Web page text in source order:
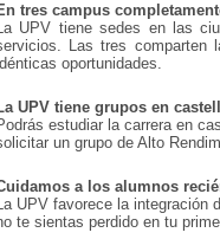
tres campus
UPV tiene sedes en las
Las tres comparten
oportunidades.
UPV tiene grupos en
estudiar la carrera en
un grupo de Alto
a los alumnos
UPV favorece la integración
te sientas perdido en tu